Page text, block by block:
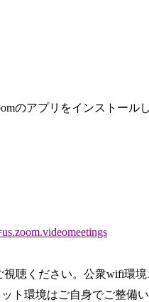
のアプリをインストール
視聴ください。公衆wifi環
ト環境はご自身でご整備